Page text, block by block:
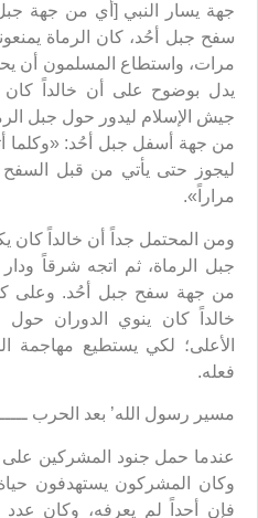
جهة يسار النبي [أي من جهة
سفح جبل أحُد، كان الرماة
مرات، واستطاع المسلمون أن
يدل بوضوح على أن خالداً كان
جيش الإسلام ليدور حول جبل
من جهة أسفل جبل أحُد: «وكلما
ليجوز حتى يأتي من قبل السفح
مراراً».
ومن المحتمل جداً أن خالداً كان
جبل الرماة، ثم اتجه شرقاً
من جهة سفح جبل أحُد. وعلى
خالداً كان ينوي الدوران
الأعلى؛ لكي يستطيع مهاجمة
فعله.
مسير رسول الله’ بعد الحرب
عندما حمل جنود المشركين على
وكان المشركون يستهدفون
فإن أحداً لم يعرفه، وكان